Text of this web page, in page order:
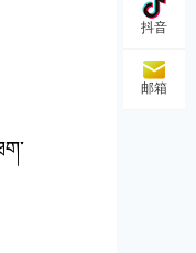
抖音
邮箱